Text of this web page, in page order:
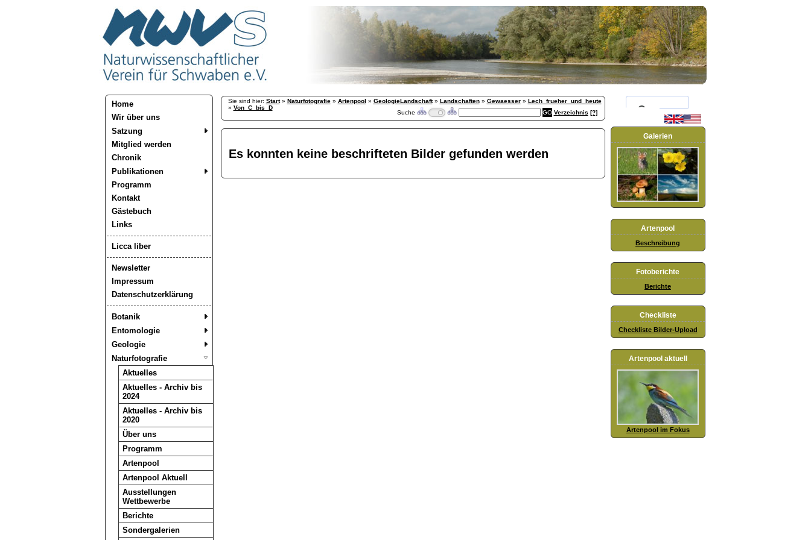
Home
Wir über uns
Satzung
Mitglied werden
Chronik
Publikationen
Programm
Kontakt
Gästebuch
Links
Licca liber
Newsletter
Impressum
Datenschutzerklärung
Botanik
Entomologie
Geologie
Naturfotografie
Aktuelles
Aktuelles - Archiv bis
2024
Aktuelles - Archiv bis
2020
Über uns
Programm
Artenpool
Artenpool Aktuell
Ausstellungen
Wettbewerbe
Berichte
Sondergalerien
Sie sind hier: Start» Naturfotografie» Artenpool » GeologieLandschaft» Landschaften» Gewaesser» Lech_frueher_und_heute
» Von_C_bis_D
Suche Verzeichnis [?]
Es konnten keine beschrifteten Bilder gefunden werden
Galerien
Artenpool
Beschreibung
Fotoberichte
Berichte
Checkliste
Checkliste Bilder-Upload
Artenpool aktuell
Artenpool im Fokus